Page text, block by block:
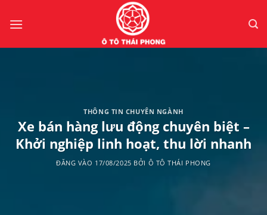
qua
dung
THÔNG TIN CHUYÊN NGÀNH
Xe bán hàng lưu động chuyên biệt –
Khởi nghiệp linh hoạt, thu lời nhanh
ĐĂNG VÀO 17/08/2025 BỞI Ô TÔ THÁI PHONG